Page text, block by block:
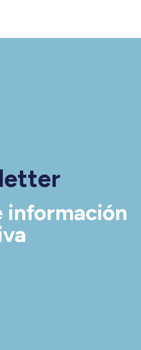
información